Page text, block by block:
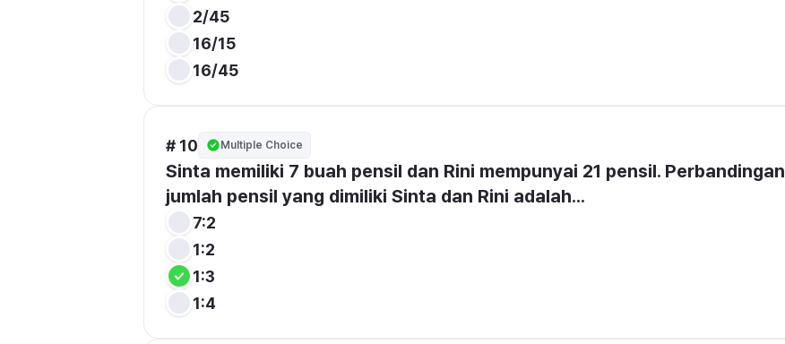
2/45
16/15
16/45
# 10 Multiple Choice
Sinta memiliki 7 buah pensil dan Rini mempunyai 21 pensil. Perbandingan
jumlah pensil yang dimiliki Sinta dan Rini adalah...
7:2
1:2
1:3
1:4